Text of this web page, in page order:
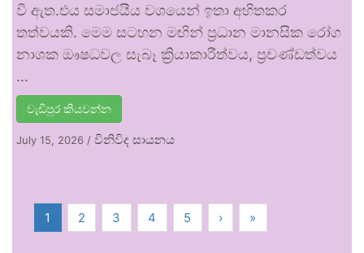
වී ඇත.එය සමාජයීය වශයෙන් ඉතා අහිතකර
තත්වයකි. මෙම සටහන මඟින් ප්‍රධාන මානසික රෝග
නාශක ඖෂධවල සැබෑ ක්‍රියාකාරීත්වය, ප්‍රචණ්ඩත්වය
…
වැඩිපුර කියවන්න
July 15, 2026 / විනිවිද සායනය
1 2 3 4 5 › »